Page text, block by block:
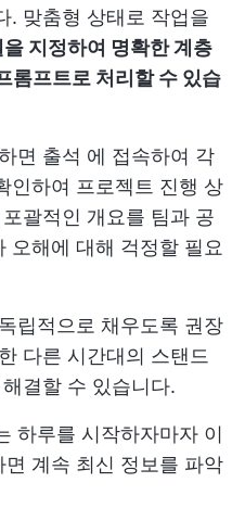
. 맞춤형 상태로 작업을
지정하여 명확한 계층
롬프트로 처리할 수 있습
면 출석 에 접속하여 각
인하여 프로젝트 진행 상
괄적인 개요를 팀과 공
오해에 대해 걱정할 필요
립적으로 채우도록 권장
다른 시간대의 스탠드
결할 수 있습니다.
하루를 시작하자마자 이
계속 최신 정보를 파악